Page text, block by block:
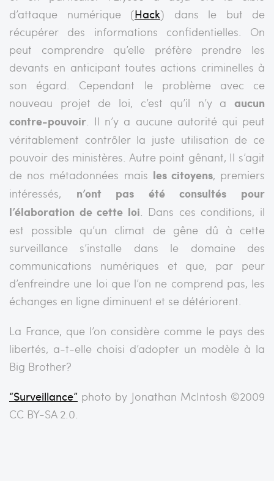
d’attaque numérique (Hack) dans le but de
récupérer des informations confidentielles. On
peut comprendre qu’elle préfère prendre les
devants en anticipant toutes actions criminelles à
son égard. Cependant le problème avec ce
nouveau projet de loi, c’est qu’il n’y a aucun
contre-pouvoir . Il n’y a aucune autorité qui peut
véritablement contrôler la juste utilisation de ce
pouvoir des ministères. Autre point gênant, Il s’agit
de nos métadonnées mais les citoyens, premiers
intéressés, n’ont pas été consultés pour
l’élaboration de cette loi . Dans ces conditions, il
est possible qu’un climat de gêne dû à cette
surveillance s’installe dans le domaine des
communications numériques et que, par peur
d’enfreindre une loi que l’on ne comprend pas, les
échanges en ligne diminuent et se détériorent.
La France, que l’on considère comme le pays des
libertés, a-t-elle choisi d’adopter un modèle à la
Big Brother?
“Surveillance” photo by Jonathan McIntosh ©2009
CC BY-SA 2.0.